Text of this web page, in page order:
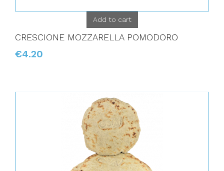
Add to cart
CRESCIONE MOZZARELLA POMODORO
€4.20